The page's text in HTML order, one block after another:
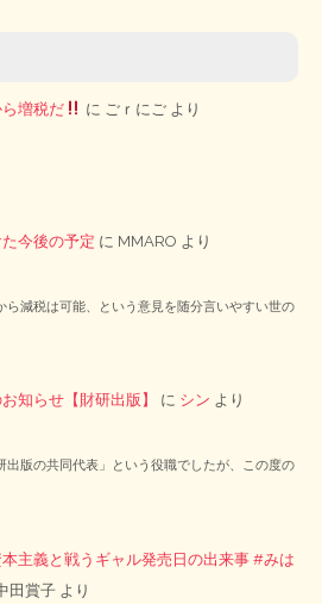
ら増税だ に ごｒにご より
今後の予定 に MMARO より
ら減税は可能、という意見を随分言いやすい世の
知らせ【財研出版】 に シン より
出版の共同代表」という役職でしたが、この度の
主義と戦うギャル発売日の出来事 #みは
田賞子 より